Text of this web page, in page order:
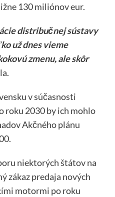
130 miliónov eur.
distribučnej sústavy
už dnes vieme
zmenu, ale skôr
v súčasnosti
roku 2030 by ich mohlo
Akčného plánu
niektorých štátov na
zákaz predaja nových
motormi po roku